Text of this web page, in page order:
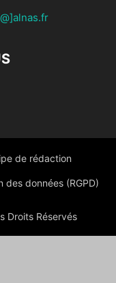
de rédaction
des données (RGPD)
Droits Réservés